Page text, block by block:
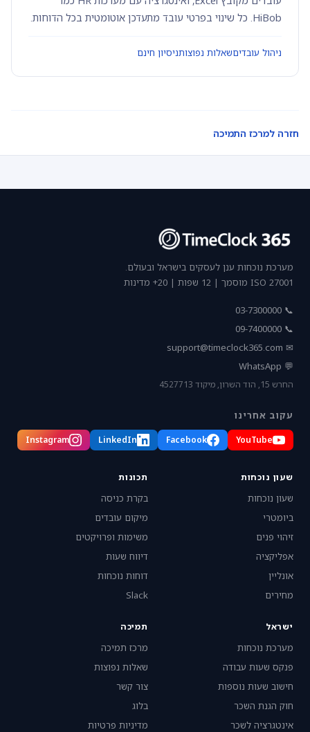
HiBob. כל שינוי בפרטי עובד מתעדכן אוטומטית בכל הדוחות.
ניהול עובדיםשאלות נפוצותניסיון חינם
חזרה למרכז התמיכה
מערכת נוכחות ענן לעסקים בישראל ובעולם.
ISO 27001 מוסמך | 12 שפות | 20+ מדינות
📞 03-7300000
📞 09-7400000
✉
support@timeclock365.com
💬 WhatsApp
החרש 15, הוד השרון, מיקוד 4527713
עקוב אחרינו
YouTube
Facebook
LinkedIn
Instagram
שעון נוכחות
שעון נוכחות
ביומטרי
זיהוי פנים
אפליקציה
אונליין
מחירים
תכונות
בקרת כניסה
מיקום עובדים
משימות ופרויקטים
דיווח שעות
דוחות נוכחות
Slack
ישראל
מערכת נוכחות
פנקס שעות עבודה
חישוב שעות נוספות
חוק הגנת השכר
אינטגרציה לשכר
תמיכה
מרכז תמיכה
שאלות נפוצות
צור קשר
בלוג
מדיניות פרטיות